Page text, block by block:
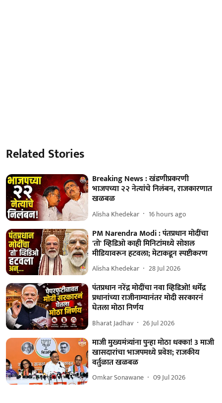
Related Stories
Breaking News : खंडणीप्रकरणी
भाजपच्या २२ नेत्यांचे निलंबन, राजकारणात
खळबळ
Alisha Khedekar 16 hours ago
PM Narendra Modi : पंतप्रधान मोदींचा
'तो' व्हिडिओ काही मिनिटांमध्ये सोशल
मीडियावरून हटवला; मेटाकडून स्पष्टीकरण
Alisha Khedekar 28 Jul 2026
पंतप्रधान नरेंद्र मोदींचा नवा व्हिडिओ! धर्मेंद्र
प्रधानांच्या राजीनाम्यानंतर मोदी सरकारनं
घेतला मोठा निर्णय
Bharat Jadhav 26 Jul 2026
माजी मुख्यमंत्र्यांना पुन्हा मोठा धक्का! 3 माजी
खासदारांचा भाजपमध्ये प्रवेश; राजकीय
वर्तुळात खळबळ
Omkar Sonawane 09 Jul 2026